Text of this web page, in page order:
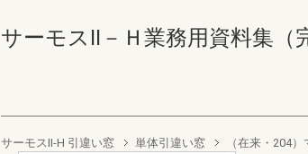
サーモスⅡ－Ｈ業務用資料集（
サーモスII-H 引違い窓 単体引違い窓 （在来・204